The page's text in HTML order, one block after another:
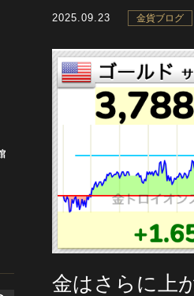
2025.09.23 金貨ブログ
金はさらに上